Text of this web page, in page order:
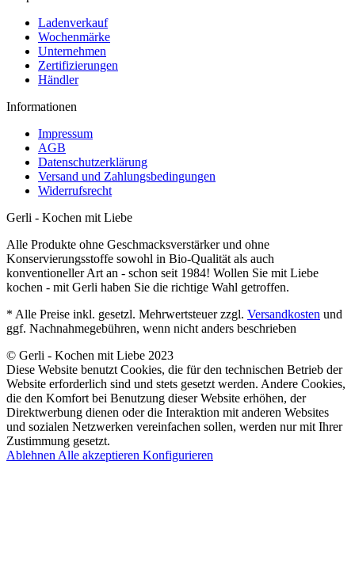
Ladenverkauf
Wochenmärke
Unternehmen
Zertifizierungen
Händler
Informationen
Impressum
AGB
Datenschutzerklärung
Versand und Zahlungsbedingungen
Widerrufsrecht
Gerli - Kochen mit Liebe
Alle Produkte ohne Geschmacksverstärker und ohne
Konservierungsstoffe sowohl in Bio-Qualität als auch
konventioneller Art an - schon seit 1984! Wollen Sie mit Liebe
kochen - mit Gerli haben Sie die richtige Wahl getroffen.
* Alle Preise inkl. gesetzl. Mehrwertsteuer zzgl. Versandkosten und
ggf. Nachnahmegebühren, wenn nicht anders beschrieben
© Gerli - Kochen mit Liebe 2023
Diese Website benutzt Cookies, die für den technischen Betrieb der
Website erforderlich sind und stets gesetzt werden. Andere Cookies,
die den Komfort bei Benutzung dieser Website erhöhen, der
Direktwerbung dienen oder die Interaktion mit anderen Websites
und sozialen Netzwerken vereinfachen sollen, werden nur mit Ihrer
Zustimmung gesetzt.
Ablehnen Alle akzeptieren Konfigurieren